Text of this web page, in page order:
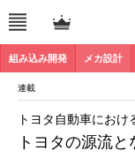
組み込み開発 メカ設計
連載
トヨタの源流
トヨタ自動車におけ